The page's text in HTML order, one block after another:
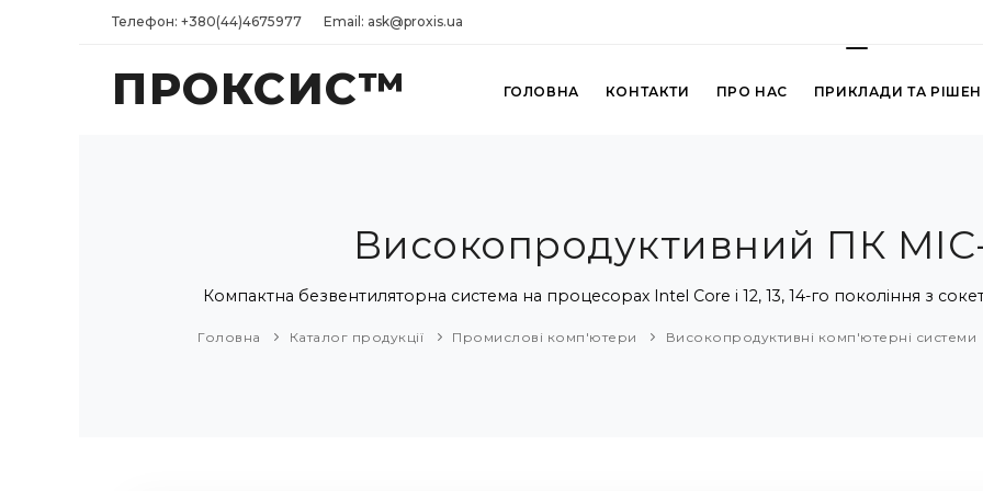
Телефон: +380(44)4675977 Email: ask@proxis.ua
ПРОКСИС™ ГОЛОВНА КОНТАКТИ ПРО НАС ПРИКЛАДИ ТА
Високопродуктивний ПК
Компактна безвентиляторна система на процесорах Intel Core i 12, 13, 14-го покоління з
Головна Каталог продукції Промислові комп'ютери Високопродуктивні комп'ютерні системи